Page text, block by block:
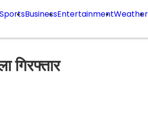
SportsBusinessEntertainmentWeather
गिरफ्तार